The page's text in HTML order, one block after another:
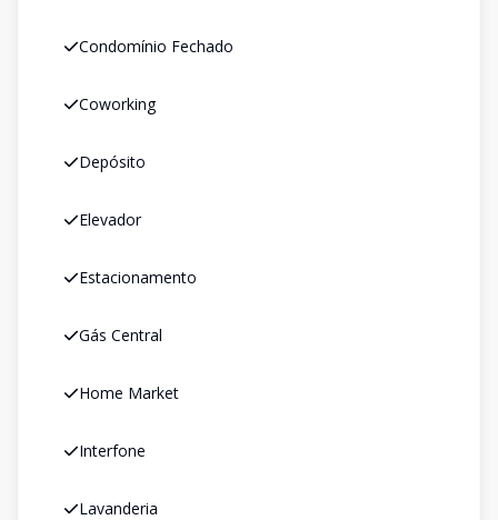
Condomínio Fechado
Coworking
Depósito
Elevador
Estacionamento
Gás Central
Home Market
Interfone
Lavanderia